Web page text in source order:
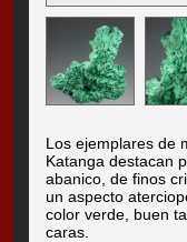
Los ejemplares de
Katanga destacan
abanico, de finos
un aspecto
color verde, buen
caras.